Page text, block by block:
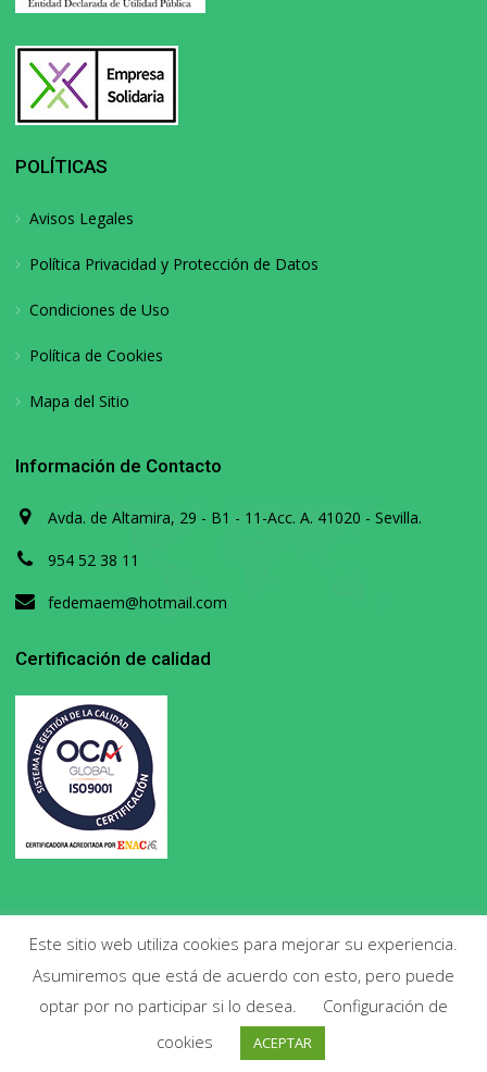
POLÍTICAS
Avisos Legales
Política Privacidad y Protección de Datos
Condiciones de Uso
Política de Cookies
Mapa del Sitio
Información de Contacto
Avda. de Altamira, 29 - B1 - 11-Acc. A. 41020 - Sevilla.
954 52 38 11
fedemaem@hotmail.com
Certificación de calidad
Copyright 2020. Todos los derechos reservados.
Este sitio web utiliza cookies para mejorar su experiencia.
Asumiremos que está de acuerdo con esto, pero puede
optar por no participar si lo desea.
Configuración de
cookies
ACEPTAR